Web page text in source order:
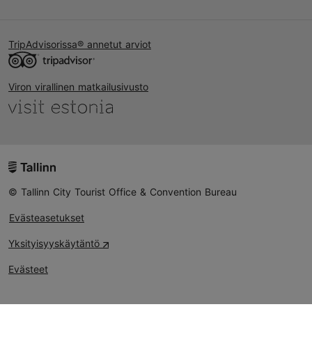
TripAdvisorissa® annetut arviot
Viron virallinen matkailusivusto
© Tallinn City Tourist Office & Convention Bureau
Evästeasetukset
Yksityisyyskäytäntö
Evästeet